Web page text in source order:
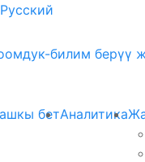
Русский
билим берүү
бетАналитика